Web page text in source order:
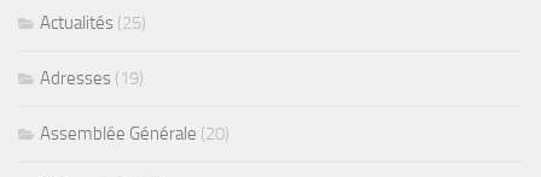
Actualités (25)
Adresses (19)
Assemblée Générale (20)